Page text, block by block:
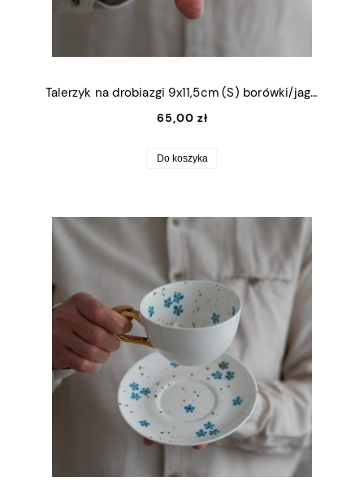
Talerzyk na drobiazgi 9x11,5cm (S) borówki/jagody ze złotym rantem
65,00 zł
Do koszyka